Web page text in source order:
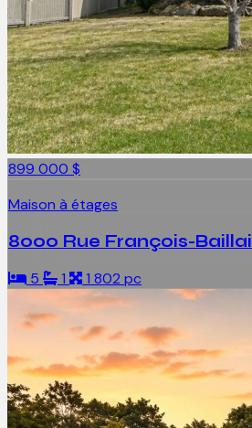
899 000 $
Maison à étages
8000 Rue François-
5 1 1 802 pc